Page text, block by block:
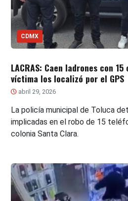
CDMX
LACRAS: Caen ladrones con
víctima los localizó por el GPS
abril 29, 2026
La policía municipal de Toluca
implicadas en el robo de 15
colonia Santa Clara.